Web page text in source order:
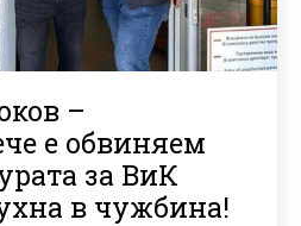
–
е обвиняем
за ВиК
в чужбина!